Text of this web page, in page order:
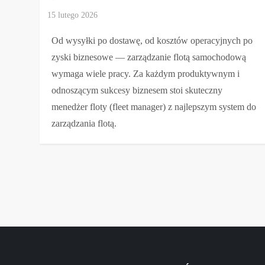
Od wysyłki po dostawę, od kosztów operacyjnych po
zyski biznesowe — zarządzanie flotą samochodową
wymaga wiele pracy. Za każdym produktywnym i
odnoszącym sukcesy biznesem stoi skuteczny
menedżer floty (fleet manager) z najlepszym system do
zarządzania flotą.